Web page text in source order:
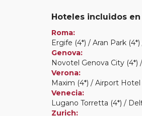
Hoteles incluidos
Roma:
Ergife (4*) / Aran Park
Genova:
Novotel Genova City (4*)
Verona:
Maxim (4*) / Airport Hotel
Venecia:
Lugano Torretta (4*) /
Zurich: